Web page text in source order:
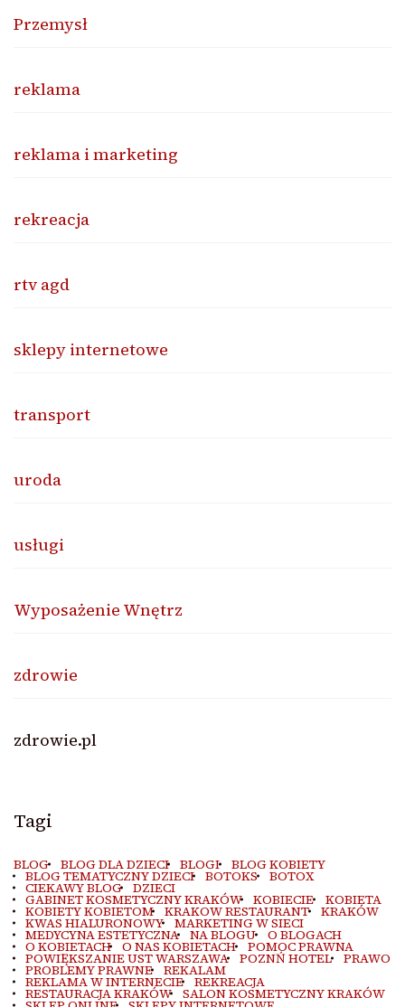
Przemysł
reklama
reklama i marketing
rekreacja
rtv agd
sklepy internetowe
transport
uroda
usługi
Wyposażenie Wnętrz
zdrowie
zdrowie.pl
Tagi
BLOG BLOG DLA DZIECI BLOGI BLOG KOBIETY
BLOG TEMATYCZNY DZIECI BOTOKS BOTOX
CIEKAWY BLOG DZIECI
GABINET KOSMETYCZNY KRAKÓW KOBIECIE KOBIETA
KOBIETY KOBIETOM KRAKOW RESTAURANT KRAKÓW
KWAS HIALURONOWY MARKETING W SIECI
MEDYCYNA ESTETYCZNA NA BLOGU O BLOGACH
O KOBIETACH O NAS KOBIETACH POMOC PRAWNA
POWIĘKSZANIE UST WARSZAWA POZNŃ HOTEL PRAWO
PROBLEMY PRAWNE REKALAM
REKLAMA W INTERNECIE REKREACJA
RESTAURACJA KRAKÓW SALON KOSMETYCZNY KRAKÓW